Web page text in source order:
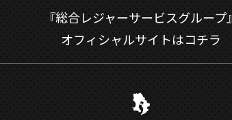
『総合レジャーサービスグループ』
オフィシャルサイトはコチラ